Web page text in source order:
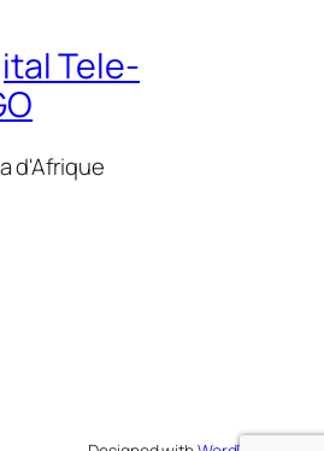
Tele-
d'Afrique